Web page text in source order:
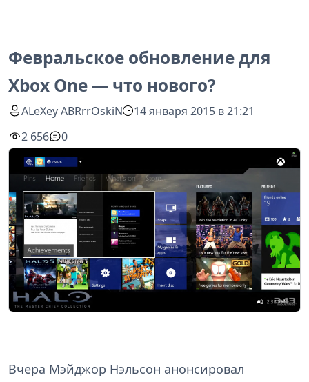
Февральское обновление для
Xbox One — что нового?
ALeXey ABRrrOskiN
14 января 2015 в 21:21
2 656
0
Вчера Мэйджор Нэльсон анонсировал